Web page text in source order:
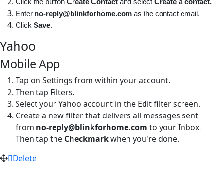
Enter no-reply@blinkforhome.com as the contact email.
Click Save.
Yahoo
Mobile App
Tap on Settings from within your account.
Then tap Filters.
Select your Yahoo account in the Edit filter screen.
Create a new filter that delivers all messages sent
from no-reply@blinkforhome.com to your Inbox.
Then tap the Checkmarkwhen you're done.
Delete